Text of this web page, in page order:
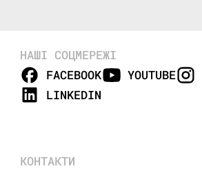
НАШІ СОЦМЕРЕЖІ
FACEBOOK
YOUTUBE
LINKEDIN
КОНТАКТИ